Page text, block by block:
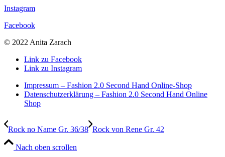
Instagram
Facebook
© 2022 Anita Zarach
Link zu Facebook
Link zu Instagram
Impressum – Fashion 2.0 Second Hand Online-Shop
Datenschutzerklärung – Fashion 2.0 Second Hand Online
Shop
Rock no Name Gr. 36/38 Rock von Rene Gr. 42
Nach oben scrollen